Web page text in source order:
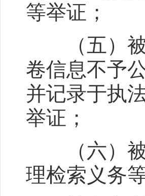
等举证；
（五）被
卷信息不予
并记录于执
举证；
（六）被
理检索义务